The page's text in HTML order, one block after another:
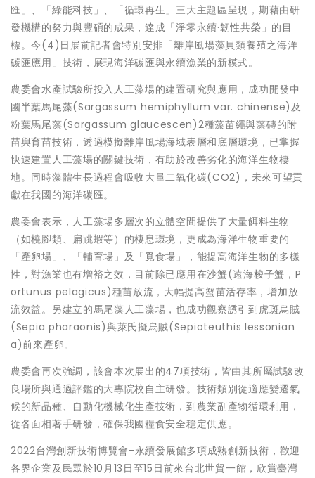
匯」、「綠能科技」、「循環再生」三大主題區呈現，期藉由研
發機構的努力與豐碩的成果，達成「淨零永續·韌性共榮」的目
標。今(4)日展前記者會特別安排「離岸風場藻貝類養殖之海洋
碳匯應用」技術，展現海洋碳匯與永續漁業的新模式。
農委會水產試驗所投入人工藻場的建置研究與應用，成功開發中
國半葉馬尾藻(Sargassum hemiphyllum var. chinense)及
粉葉馬尾藻(Sargassum glaucescen)2種藻苗繩與藻磚的附
苗與育苗技術，透過模擬離岸風場海域表層和底層環境，已掌握
快速建置人工藻場的關鍵技術，有助於改善劣化的海洋生物棲
地。同時藻體生長過程會吸收大量二氧化碳(CO2)，未來可望貢
獻在我國的海洋碳匯。
農委會表示，人工藻場多層次的立體空間提供了大量餌料生物
（如橈腳類、扁跳蝦等）的棲息環境，更成為海洋生物重要的
「產卵場」、「輔育場」及「覓食場」，能提高海洋生物的多樣
性，對漁業也有增裕之效，目前除已應用在沙蟹(遠海梭子蟹，P
ortunus pelagicus)種苗放流，大幅提高蟹苗活存率，增加放
流效益。另建立的馬尾藻人工藻場，也成功觀察誘引到虎斑烏賊
(Sepia pharaonis)與萊氏擬烏賊(Sepioteuthis lessonian
a)前來產卵。
農委會再次強調，該會本次展出的47項技術，皆由其所屬試驗改
良場所與通過評鑑的大專院校自主研發。技術類別從適應變遷氣
候的新品種、自動化機械化生產技術，到農業副產物循環利用，
從各面相著手研發，確保我國糧食安全穩定供應。
2022台灣創新技術博覽會-永續發展館多項成熟創新技術，歡迎
各界企業及民眾於10月13日至15日前來台北世貿一館，欣賞臺灣